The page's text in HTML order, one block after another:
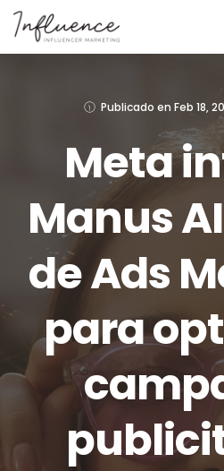
Publicado en Feb 18,
Meta
Manus
de Ads
para